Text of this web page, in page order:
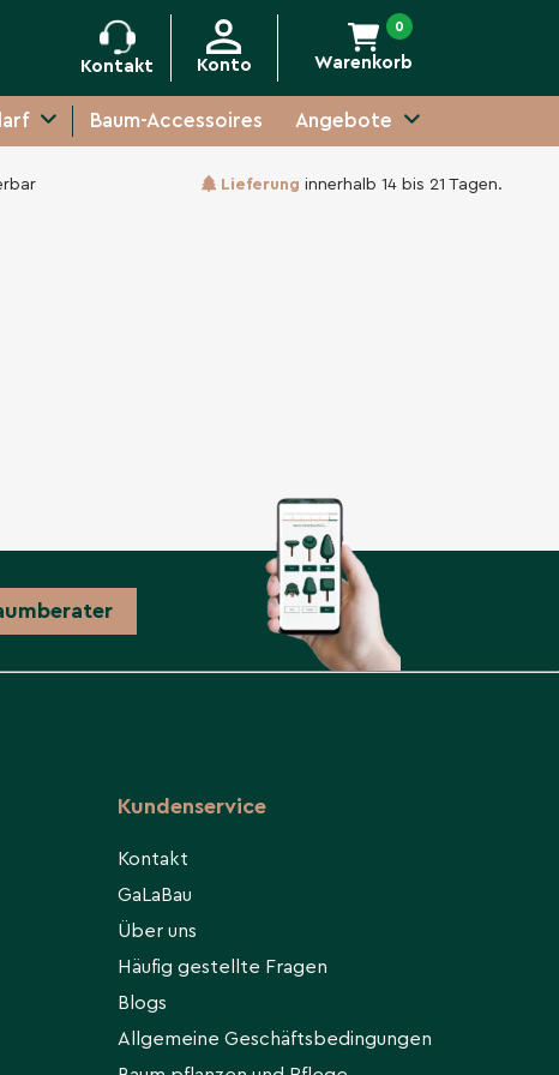
Kontakt Konto Warenkorb
0
Baum-Accessoires Angebote
Lieferung innerhalb 14 bis 21 Tagen.
Kundenservice
Kontakt
GaLaBau
Über uns
Häufig gestellte Fragen
Blogs
Allgemeine Geschäftsbedingungen